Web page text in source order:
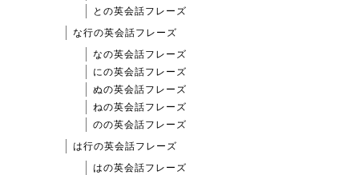
との英会話フレーズ
な行の英会話フレーズ
なの英会話フレーズ
にの英会話フレーズ
ぬの英会話フレーズ
ねの英会話フレーズ
のの英会話フレーズ
は行の英会話フレーズ
はの英会話フレーズ